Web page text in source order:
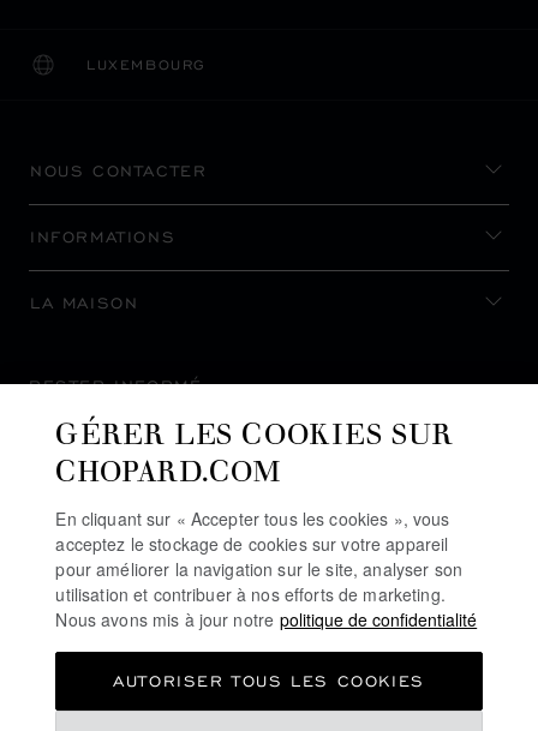
LUXEMBOURG
LOCALISATION (CHANGER DE PAYS)
CHANGER DE PAYS
NOUS CONTACTER
INFORMATIONS
LA MAISON
RESTER INFORMÉ
S’INSCRIRE À LA NEWSLETTER
POLITIQUE DES COOKIES
GÉRER LES COOKIES SUR
CHOPARD.COM
En cliquant sur « Accepter tous les cookies », vous
acceptez le stockage de cookies sur votre appareil
pour améliorer la navigation sur le site, analyser son
utilisation et contribuer à nos efforts de marketing.
Nous avons mis à jour notre politique de confidentialité
AUTORISER TOUS LES COOKIES